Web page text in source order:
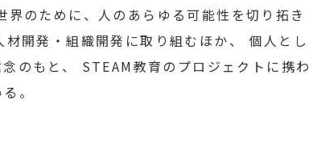
のために、人のあらゆる可能性を切り拓き
開発・組織開発に取り組むほか、 個人とし
のもと、 STEAM教育のプロジェクトに携わ
。